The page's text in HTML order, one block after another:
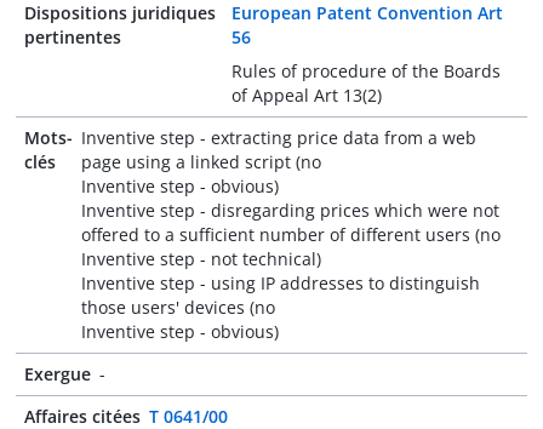
Dispositions juridiques
pertinentes
European Patent Convention Art
56
Rules of procedure of the Boards
of Appeal Art 13(2)
Mots-
clés
Inventive step - extracting price data from a web
page using a linked script (no
Inventive step - obvious)
Inventive step - disregarding prices which were not
offered to a sufficient number of different users (no
Inventive step - not technical)
Inventive step - using IP addresses to distinguish
those users' devices (no
Inventive step - obvious)
Exergue -
Affaires citées T 0641/00